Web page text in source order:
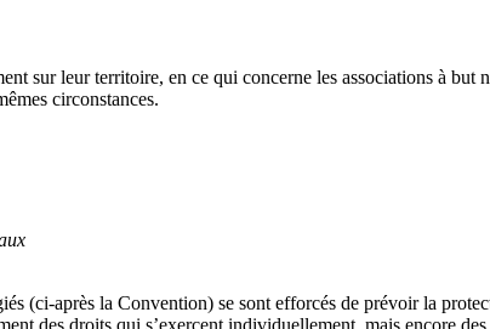
sur leur territoire, en ce qui concerne les associations à
circonstances.
(ci-après la Convention) se sont efforcés de prévoir la
des droits qui s’exercent individuellement, mais encore